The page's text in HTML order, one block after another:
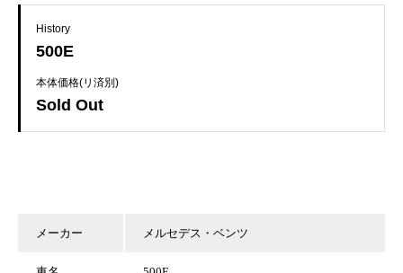
History
500E
本体価格(リ済別)
Sold Out
メーカー メルセデス・ベンツ